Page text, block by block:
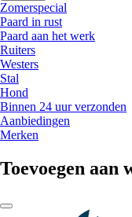
Zomerspecial
Paard in rust
Paard aan het werk
Ruiters
Westers
Stal
Hond
Binnen 24 uur verzonden
Aanbiedingen
Merken
Toevoegen aan